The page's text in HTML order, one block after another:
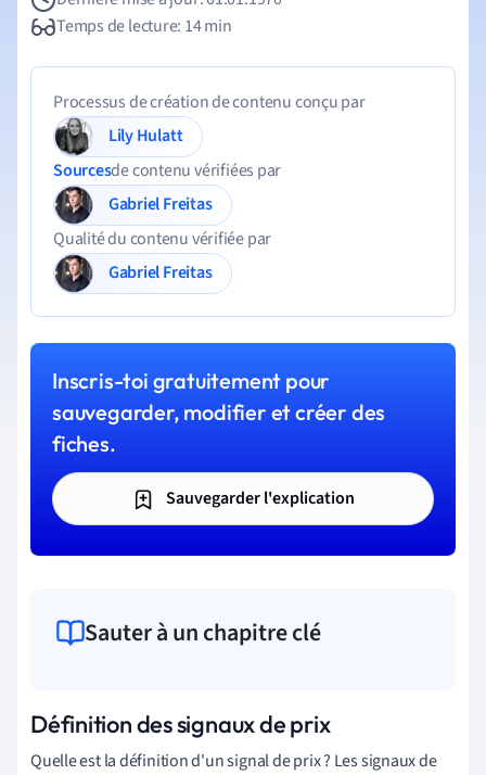
Temps de lecture: 14 min
Processus de création de contenu conçu par
Lily Hulatt
Sourcesde contenu vérifiées par
Gabriel Freitas
Qualité du contenu vérifiée par
Gabriel Freitas
Inscris-toi gratuitement pour
sauvegarder, modifier et créer des
fiches.
Sauvegarder l'explication
Sauter à un chapitre clé
Définition des signaux de prix
Quelle est la définition d'un signal de prix ? Les signaux de